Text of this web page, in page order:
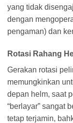
yang tidak
dengan
pengaman) dan
Rotasi Rahang
Gerakan rotasi
memungkinkan
depan helm, saat
“berlayar” sangat
tetap terjamin,